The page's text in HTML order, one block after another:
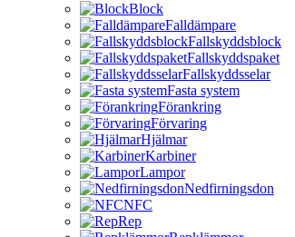
Block
Falldämpare
Fallskyddsblock
Fallskyddspaket
Fallskyddsselar
Fasta system
Förankring
Förvaring
Hjälmar
Karbiner
Lampor
Nedfirningsdon
NFC
Rep